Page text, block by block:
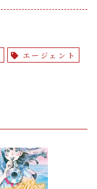
エージェント